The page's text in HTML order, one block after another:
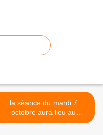
la séance du mardi 7
octobre aura lieu au
camping Art de vivre de